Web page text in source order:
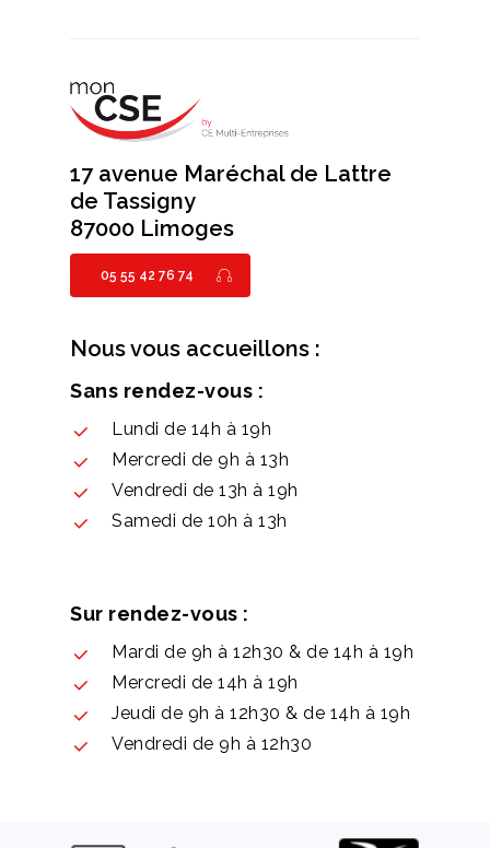
17 avenue Maréchal de Lattre
de Tassigny
87000 Limoges
05 55 42 76 74
Nous vous accueillons :
Sans rendez-vous :
Lundi de 14h à 19h
Mercredi de 9h à 13h
Vendredi de 13h à 19h
Samedi de 10h à 13h
Sur rendez-vous :
Mardi de 9h à 12h30 & de 14h à 19h
Mercredi de 14h à 19h
Jeudi de 9h à 12h30 & de 14h à 19h
Vendredi de 9h à 12h30